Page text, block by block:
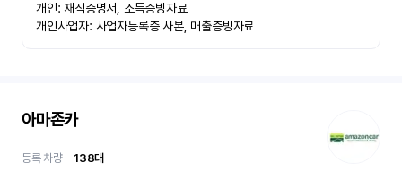
개인: 재직증명서, 소득증빙자료
개인사업자: 사업자등록증 사본, 매출증빙자료
아마존카
등록 차량 138대